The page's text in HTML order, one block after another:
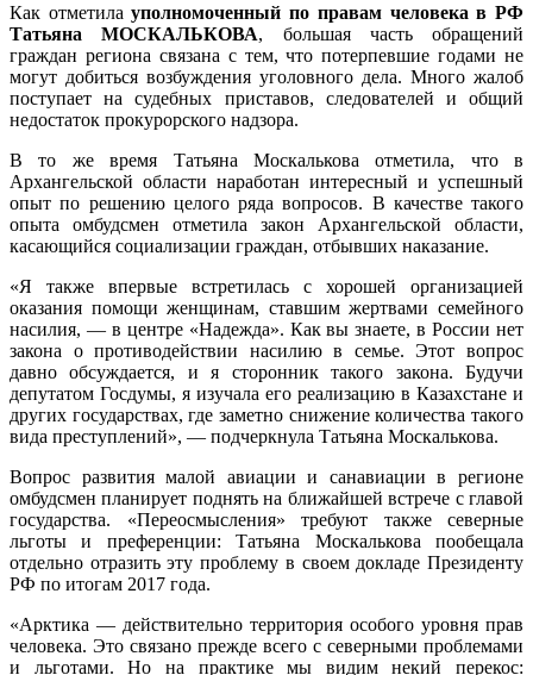
Как отметилауполномоченный по правам человека в РФ
Татьяна МОСКАЛЬКОВА, большая часть обращений
граждан региона связана с тем, что потерпевшие годами не
могут добиться возбуждения уголовного дела. Много жалоб
поступает на судебных приставов, следователей и общий
недостаток прокурорского надзора.
В то же время Татьяна Москалькова отметила, что в
Архангельской области наработан интересный и успешный
опыт по решению целого ряда вопросов. В качестве такого
опыта омбудсмен отметила закон Архангельской области,
касающийся социализации граждан, отбывших наказание.
«Я также впервые встретилась с хорошей организацией
оказания помощи женщинам, ставшим жертвами семейного
насилия, — в центре «Надежда». Как вы знаете, в России нет
закона о противодействии насилию в семье. Этот вопрос
давно обсуждается, и я сторонник такого закона. Будучи
депутатом Госдумы, я изучала его реализацию в Казахстане и
других государствах, где заметно снижение количества такого
вида преступлений», — подчеркнула Татьяна Москалькова.
Вопрос развития малой авиации и санавиации в регионе
омбудсмен планирует поднять на ближайшей встрече с главой
государства. «Переосмысления» требуют также северные
льготы и преференции: Татьяна Москалькова пообещала
отдельно отразить эту проблему в своем докладе Президенту
РФ по итогам 2017 года.
«Арктика — действительно территория особого уровня прав
человека. Это связано прежде всего с северными проблемами
и льготами. Но на практике мы видим некий перекос: